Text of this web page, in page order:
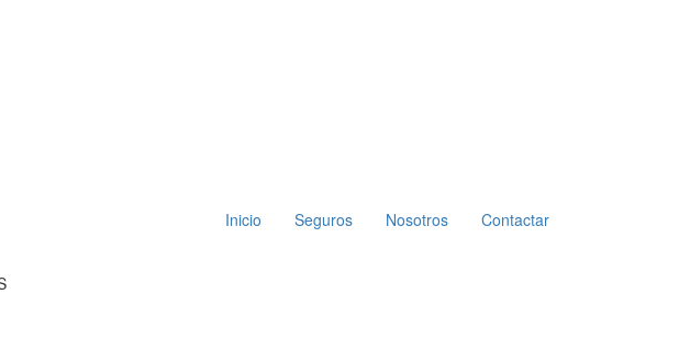
Inicio Seguros Nosotros Contactar